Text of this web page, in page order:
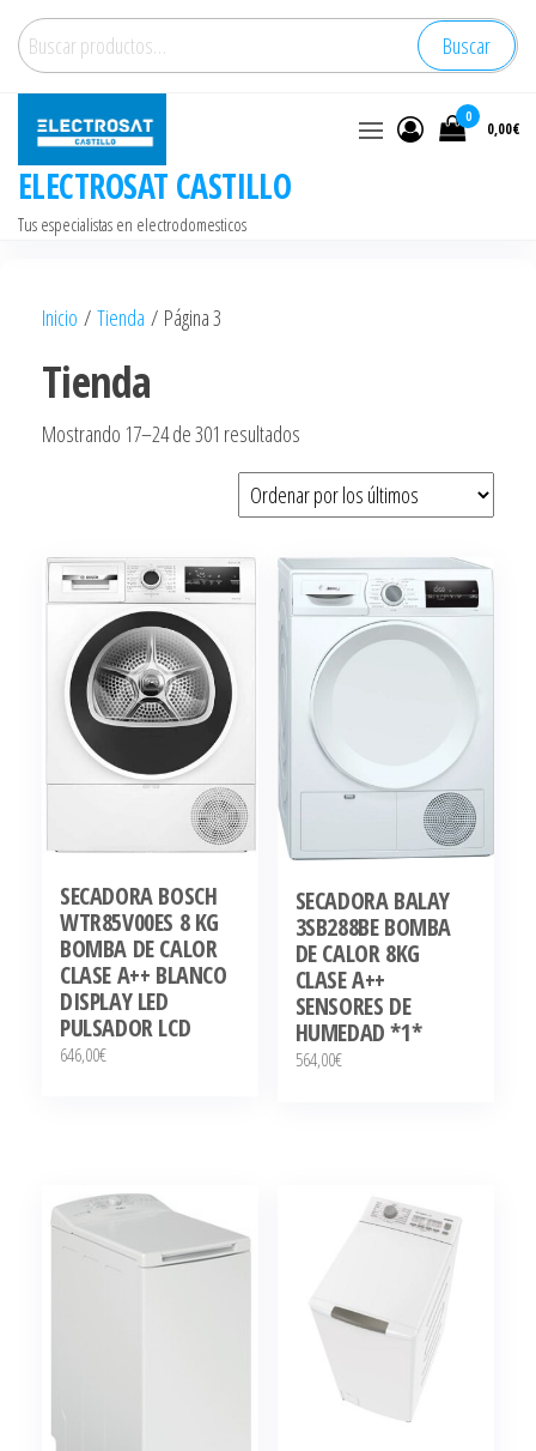
Saltar
contenido
Buscar
por:
Buscar
ELECTROSAT CASTILLO
Tus especialistas en electrodomesticos
0
0,00€
Inicio / Tienda / Página 3
Tienda
Mostrando 17–24 de 301 resultados
por
los
SECADORA BOSCH
WTR85V00ES 8 KG
BOMBA DE CALOR
CLASE A++ BLANCO
DISPLAY LED
PULSADOR LCD
646,00€
SECADORA BALAY
3SB288BE BOMBA
DE CALOR 8KG
CLASE A++
SENSORES DE
HUMEDAD *1*
564,00€